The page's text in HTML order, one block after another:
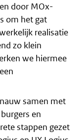
door MOx-
om het gat
realisatie
zo klein
we hiermee
samen met
en
stappen gezet